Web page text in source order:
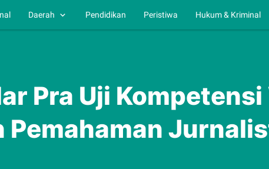
Daerah Pendidikan Peristiwa Hukum & Kriminal
Pra Uji
Pemahaman